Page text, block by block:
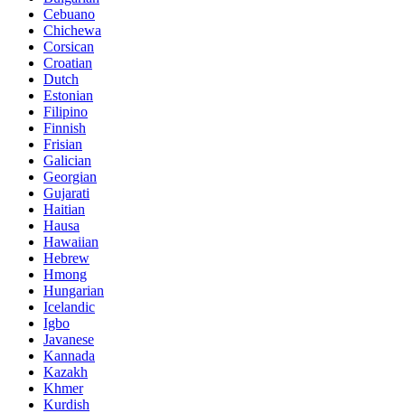
Cebuano
Chichewa
Corsican
Croatian
Dutch
Estonian
Filipino
Finnish
Frisian
Galician
Georgian
Gujarati
Haitian
Hausa
Hawaiian
Hebrew
Hmong
Hungarian
Icelandic
Igbo
Javanese
Kannada
Kazakh
Khmer
Kurdish